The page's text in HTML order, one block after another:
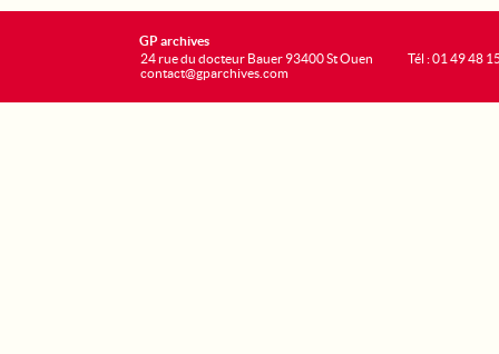
GP archives
24 rue du docteur Bauer 93400 St Ouen
contact@gparchives.com
Tél : 01 49 48